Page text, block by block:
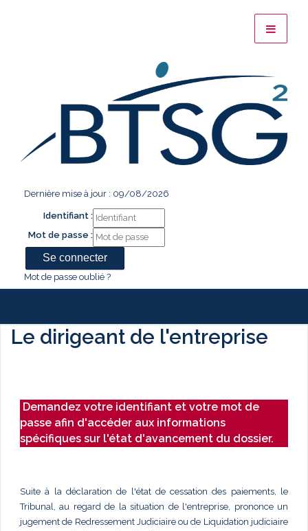
Dernière mise à jour : 09/08/2026
Identifiant :
Mot de passe :
Mot de passe oublié ?
Le dirigeant de l'entreprise
Demandez votre identifiant et votre mot de
passe afin d'accéder aux informations
spécifiques sur l'état d'avancement du dossier.
Suite à la déclaration de l'état de cessation des paiements, le
Tribunal, au regard de la situation de l'entreprise, prononce un
jugement de Redressement Judiciaire ou de Liquidation judiciaire